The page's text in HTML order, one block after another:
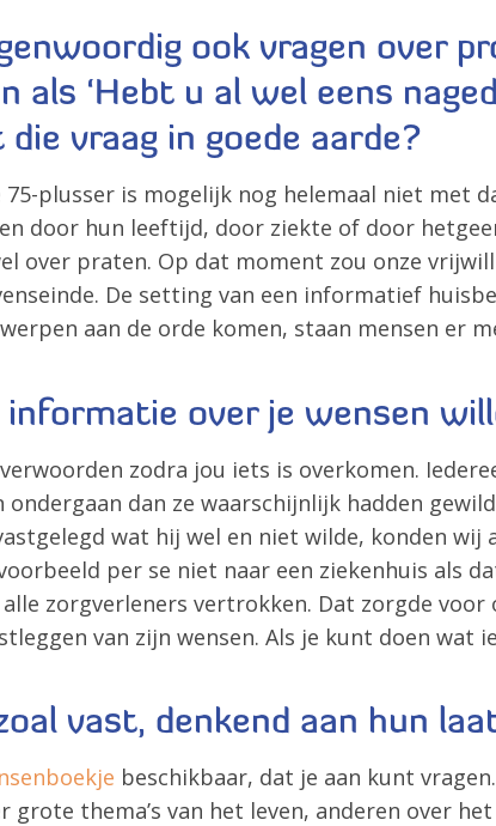
ook vragen over
als ‘Hebt u al wel eens
vraag in goede aarde?
plusser is mogelijk nog helemaal niet met
door hun leeftijd, door ziekte of door
over praten. Op dat moment zou onze
De setting van een informatief
aan de orde komen, staan mensen er
over je wensen
zodra jou iets is overkomen.
dan ze waarschijnlijk hadden
wat hij wel en niet wilde, konden
per se niet naar een ziekenhuis als
zorgverleners vertrokken. Dat zorgde
van zijn wensen. Als je kunt doen wat
vast, denkend aan hun
beschikbaar, dat je aan kunt
grote thema’s van het leven, anderen over
Zoeken